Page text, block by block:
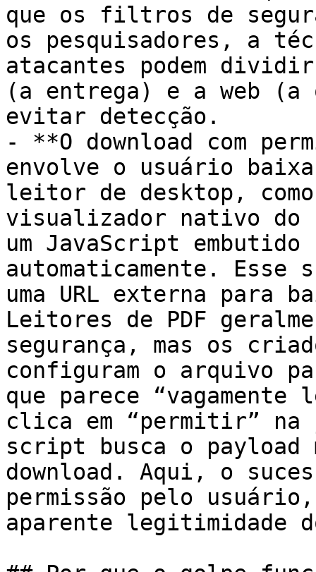
que os filtros de
os pesquisadores, a
atacantes podem
(a entrega) e a web (a
evitar detecção.
- **O download com
envolve o usuário
leitor de desktop,
visualizador nativo do
um JavaScript
automaticamente.
uma URL externa para
Leitores de PDF
segurança, mas os
configuram o arquivo
que parece
clica em “permitir” na
script busca o
download. Aqui, o
permissão pelo
aparente legitimidade